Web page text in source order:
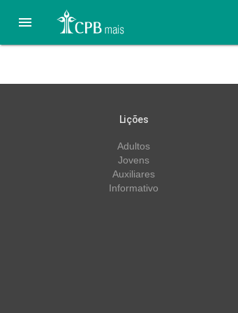

Lições
Adultos
Jovens
Auxiliares
Informativo